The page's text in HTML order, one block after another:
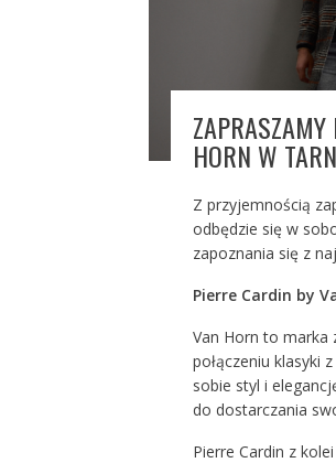
HORN W
Z przyjemnością
odbędzie się w
zapoznania się z
Pierre Cardin by
Van Horn to marka
połączeniu klasyki
sobie styl i
do dostarczania
Pierre Cardin z